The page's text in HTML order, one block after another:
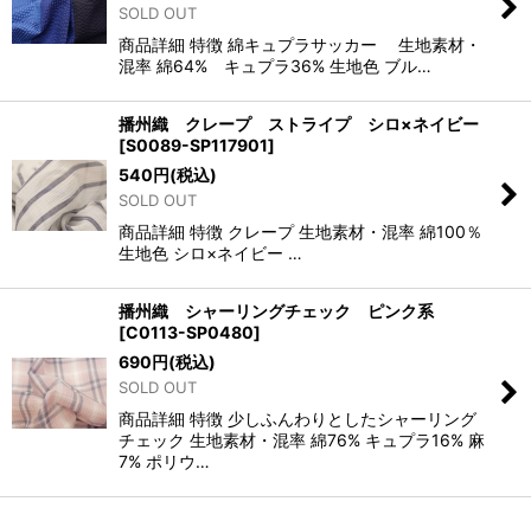
SOLD OUT
商品詳細 特徴 綿キュプラサッカー 生地素材・
混率 綿64% キュプラ36% 生地色 ブル…
播州織 クレープ ストライプ シロ×ネイビー
[S0089-SP117901]
540円(税込)
SOLD OUT
商品詳細 特徴 クレープ 生地素材・混率 綿100％
生地色 シロ×ネイビー …
播州織 シャーリングチェック ピンク系
[C0113-SP0480]
690円(税込)
SOLD OUT
商品詳細 特徴 少しふんわりとしたシャーリング
チェック 生地素材・混率 綿76% キュプラ16% 麻
7% ポリウ…